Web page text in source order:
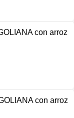
con arroz
con arroz